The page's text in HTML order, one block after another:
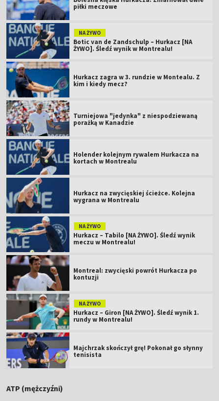
piłki meczowe
NA ŻYWO
Botic van de Zandschulp – Hurkacz [NA
ŻYWO]. Śledź wynik w Montrealu!
Hurkacz zagra w 3. rundzie w Montealu. Z
kim i kiedy mecz?
Turniejowa "jedynka" z niespodziewaną
porażką w Kanadzie
Holender kolejnym rywalem Hurkacza na
kortach w Montrealu
Hurkacz na zwycięskiej ścieżce. Kolejna
wygrana w Montrealu
NA ŻYWO
Hurkacz – Tabilo [NA ŻYWO]. Śledź wynik
meczu w Montrealu!
Montreal: zwycięski powrót Hurkacza po
kontuzji
NA ŻYWO
Hurkacz – Giron [NA ŻYWO]. Śledź wynik 1.
rundy w Montrealu!
Majchrzak skończył grę! Pokonał go słynny
tenisista
ATP (mężczyźni)